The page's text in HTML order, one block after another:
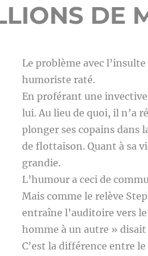
DE
Le problème avec
humoriste raté.
En proférant une
lui. Au lieu de quoi, il n’a
plonger ses copains dans
de flottaison. Quant à sa
grandie.
L’humour a ceci de
Mais comme le relève
entraîne l’auditoire vers
homme à un autre »
C’est la différence entre